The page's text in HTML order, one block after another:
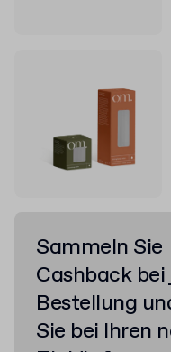
Sammeln Sie
Cashback bei
Bestellung
Sie bei Ihren